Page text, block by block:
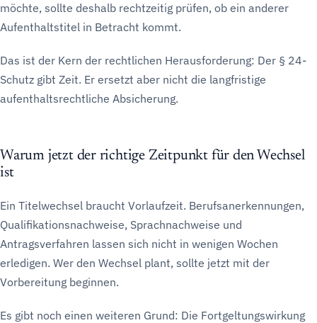
möchte, sollte deshalb rechtzeitig prüfen, ob ein anderer
Aufenthaltstitel in Betracht kommt.
Das ist der Kern der rechtlichen Herausforderung: Der § 24-
Schutz gibt Zeit. Er ersetzt aber nicht die langfristige
aufenthaltsrechtliche Absicherung.
Warum jetzt der richtige Zeitpunkt für den Wechsel
ist
Ein Titelwechsel braucht Vorlaufzeit. Berufsanerkennungen,
Qualifikationsnachweise, Sprachnachweise und
Antragsverfahren lassen sich nicht in wenigen Wochen
erledigen. Wer den Wechsel plant, sollte jetzt mit der
Vorbereitung beginnen.
Es gibt noch einen weiteren Grund: Die Fortgeltungswirkung